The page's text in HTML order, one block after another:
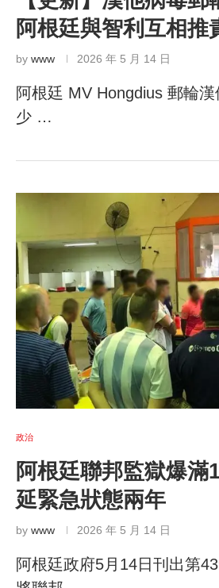
阿根廷與智利互相推
by www 2026 年 5 月 14 日
阿根廷 MV Hongdius 郵輪
少 …
政治
阿根廷聯邦監獄爆滿
延緊急狀態兩年
by www 2026 年 5 月 14 日
阿根廷政府5月14日刊出第